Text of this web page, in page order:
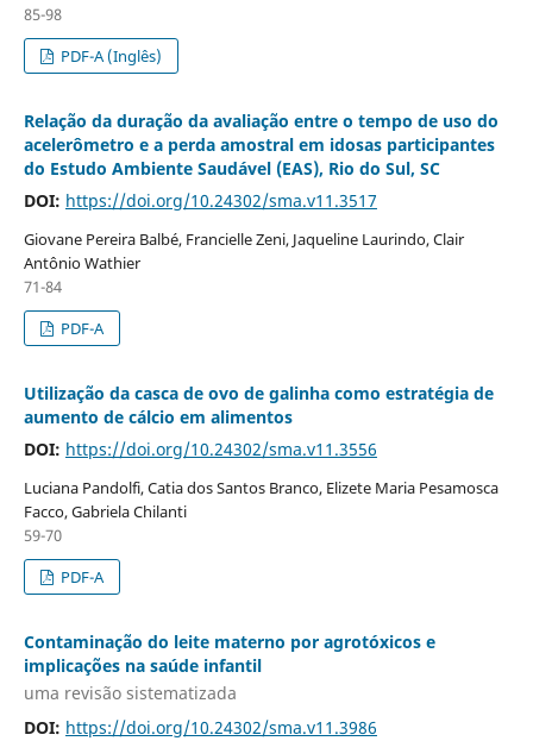
85-98
PDF-A (Inglês)
Relação da duração da avaliação entre o tempo de uso do
acelerômetro e a perda amostral em idosas participantes
do Estudo Ambiente Saudável (EAS), Rio do Sul, SC
DOI: https://doi.org/10.24302/sma.v11.3517
Giovane Pereira Balbé, Francielle Zeni, Jaqueline Laurindo, Clair
Antônio Wathier
71-84
PDF-A
Utilização da casca de ovo de galinha como estratégia de
aumento de cálcio em alimentos
DOI: https://doi.org/10.24302/sma.v11.3556
Luciana Pandolfi, Catia dos Santos Branco, Elizete Maria Pesamosca
Facco, Gabriela Chilanti
59-70
PDF-A
Contaminação do leite materno por agrotóxicos e
implicações na saúde infantil
uma revisão sistematizada
DOI: https://doi.org/10.24302/sma.v11.3986